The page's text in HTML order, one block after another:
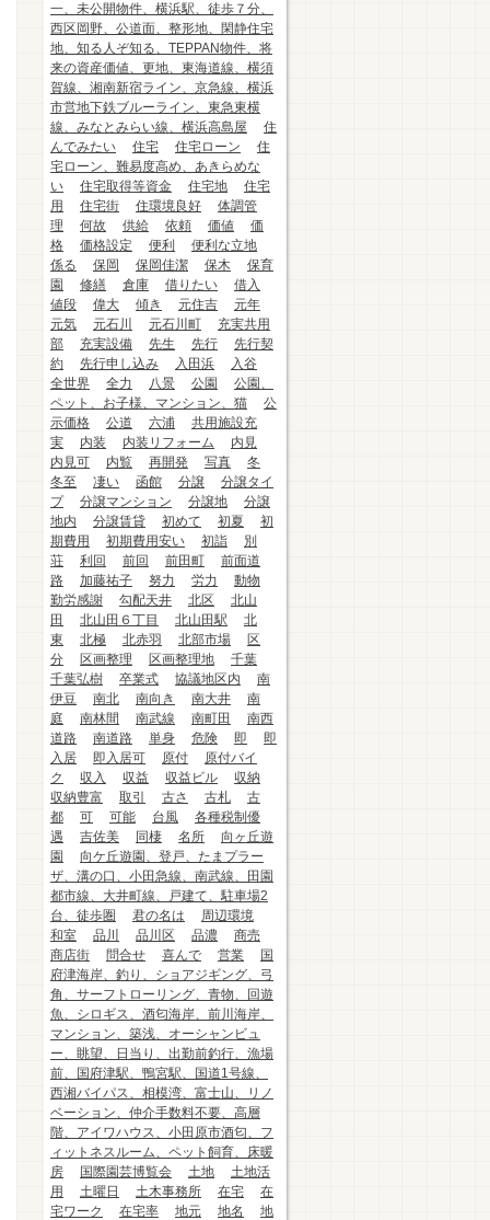
一、未公開物件、横浜駅、徒歩７分、
西区岡野、公道面、整形地、閑静住宅
地、知る人ぞ知る、TEPPAN物件、将
来の資産価値、更地、東海道線、横須
賀線、湘南新宿ライン、京急線、横浜
市営地下鉄ブルーライン、東急東横
線、みなとみらい線、横浜高島屋
住
んでみたい
住宅 住宅ローン
住
宅ローン、難易度高め、あきらめな
い
住宅取得等資金 住宅地
住宅
用
住宅街 住環境良好
体調管
理
何故 供給 依頼 価値
価
格
価格設定 便利
便利な立地
係る
保岡 保岡佳潔 保木
保育
園
修繕 倉庫 借りたい
借入
値段
偉大 傾き 元住吉
元年
元気
元石川 元石川町
充実共用
部
充実設備 先生 先行
先行契
約
先行申し込み 入田浜
入谷
全世界
全力 八景 公園
公園、
ペット、お子様、マンション、猫
公
示価格
公道 六浦
共用施設充
実
内装 内装リフォーム
内見
内見可
内覧 再開発 写真
冬
冬至
凄い 函館 分譲
分譲タイ
プ
分譲マンション 分譲地
分譲
地内
分譲賃貸 初めて 初夏
初
期費用
初期費用安い 初詣
別
荘
利回 前回 前田町
前面道
路
加藤祐子 努力 労力
動物
勤労感謝
勾配天井 北区
北山
田
北山田６丁目 北山田駅
北
東
北極 北赤羽 北部市場
区
分
区画整理 区画整理地
千葉
千葉弘樹
卒業式 協議地区内
南
伊豆
南北 南向き 南大井
南
庭
南林間 南武線 南町田
南西
道路
南道路 単身 危険 即
即
入居
即入居可 原付
原付バイ
ク
収入 収益 収益ビル
収納
収納豊富
取引 古さ 古札
古
都
可 可能 台風
各種税制優
遇
吉佐美 同棲 名所
向ヶ丘遊
園
向ケ丘遊園、登戸、たまプラー
ザ、溝の口、小田急線、南武線、田園
都市線、大井町線、戸建て、駐車場2
台、徒歩圏
君の名は
周辺環境
和室
品川 品川区 品濃
商売
商店街
問合せ 喜んで 営業
国
府津海岸、釣り、ショアジギング、弓
角、サーフトローリング、青物、回遊
魚、シロギス、酒匂海岸、前川海岸、
マンション、築浅、オーシャンビュ
ー、眺望、日当り、出勤前釣行、漁場
前、国府津駅、鴨宮駅、国道1号線、
西湘バイパス、相模湾、富士山、リノ
ベーション、仲介手数料不要、高層
階、アイワハウス、小田原市酒匂、フ
ィットネスルーム、ペット飼育、床暖
房
国際園芸博覧会 土地
土地活
用
土曜日 土木事務所 在宅
在
宅ワーク
在宅率 地元 地名
地